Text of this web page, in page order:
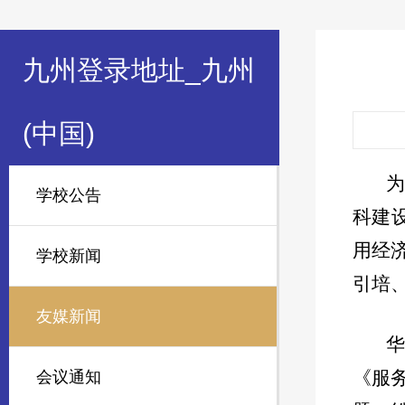
九州登录地址_九州
(中国)
学校公告
学校新闻
友媒新闻
会议通知
科建
用经
引培
《